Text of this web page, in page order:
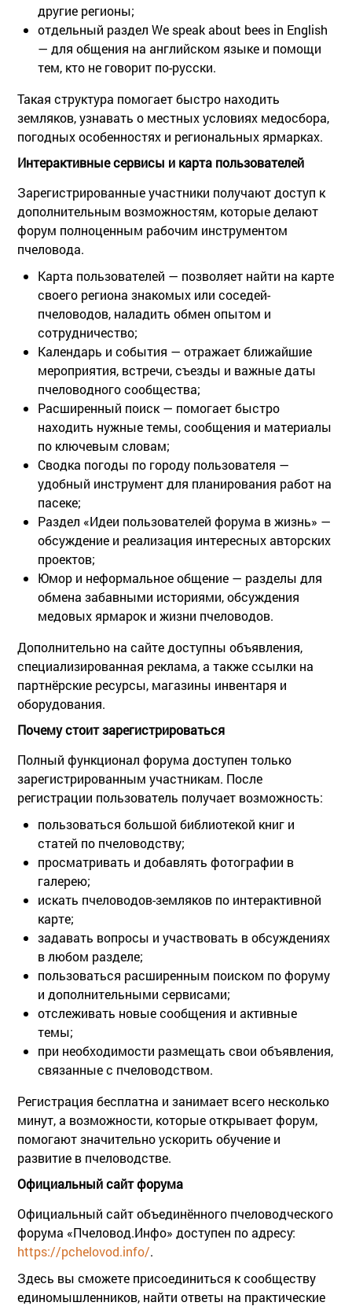
другие регионы;
отдельный раздел We speak about bees in English
— для общения на английском языке и помощи
тем, кто не говорит по-русски.
Такая структура помогает быстро находить
земляков, узнавать о местных условиях медосбора,
погодных особенностях и региональных ярмарках.
Интерактивные сервисы и карта пользователей
Зарегистрированные участники получают доступ к
дополнительным возможностям, которые делают
форум полноценным рабочим инструментом
пчеловода.
Карта пользователей — позволяет найти на карте
своего региона знакомых или соседей-
пчеловодов, наладить обмен опытом и
сотрудничество;
Календарь и события — отражает ближайшие
мероприятия, встречи, съезды и важные даты
пчеловодного сообщества;
Расширенный поиск — помогает быстро
находить нужные темы, сообщения и материалы
по ключевым словам;
Сводка погоды по городу пользователя —
удобный инструмент для планирования работ на
пасеке;
Раздел «Идеи пользователей форума в жизнь» —
обсуждение и реализация интересных авторских
проектов;
Юмор и неформальное общение — разделы для
обмена забавными историями, обсуждения
медовых ярмарок и жизни пчеловодов.
Дополнительно на сайте доступны объявления,
специализированная реклама, а также ссылки на
партнёрские ресурсы, магазины инвентаря и
оборудования.
Почему стоит зарегистрироваться
Полный функционал форума доступен только
зарегистрированным участникам. После
регистрации пользователь получает возможность:
пользоваться большой библиотекой книг и
статей по пчеловодству;
просматривать и добавлять фотографии в
галерею;
искать пчеловодов-земляков по интерактивной
карте;
задавать вопросы и участвовать в обсуждениях
в любом разделе;
пользоваться расширенным поиском по форуму
и дополнительными сервисами;
отслеживать новые сообщения и активные
темы;
при необходимости размещать свои объявления,
связанные с пчеловодством.
Регистрация бесплатна и занимает всего несколько
минут, а возможности, которые открывает форум,
помогают значительно ускорить обучение и
развитие в пчеловодстве.
Официальный сайт форума
Официальный сайт объединённого пчеловодческого
форума «Пчеловод.Инфо» доступен по адресу:
https://pchelovod.info/.
Здесь вы сможете присоединиться к сообществу
единомышленников, найти ответы на практические